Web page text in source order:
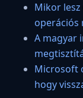
Mikor
operációs
A magyar
Microsoft
hogy